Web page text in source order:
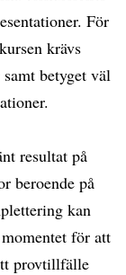
För
krävs
betyget väl
resultat på
beroende på
kan
för att
provtillfälle